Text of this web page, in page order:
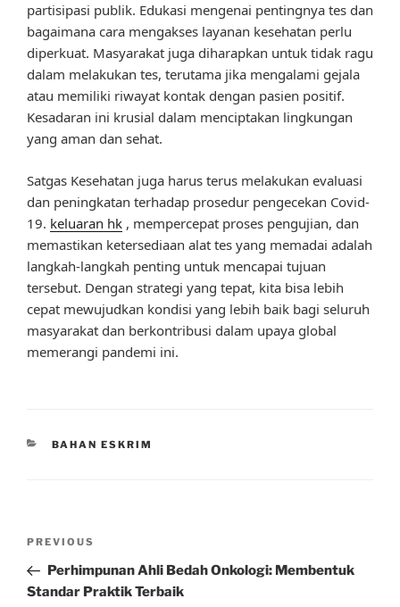
partisipasi publik. Edukasi mengenai pentingnya tes dan
bagaimana cara mengakses layanan kesehatan perlu
diperkuat. Masyarakat juga diharapkan untuk tidak ragu
dalam melakukan tes, terutama jika mengalami gejala
atau memiliki riwayat kontak dengan pasien positif.
Kesadaran ini krusial dalam menciptakan lingkungan
yang aman dan sehat.
Satgas Kesehatan juga harus terus melakukan evaluasi
dan peningkatan terhadap prosedur pengecekan Covid-
19. keluaran hk , mempercepat proses pengujian, dan
memastikan ketersediaan alat tes yang memadai adalah
langkah-langkah penting untuk mencapai tujuan
tersebut. Dengan strategi yang tepat, kita bisa lebih
cepat mewujudkan kondisi yang lebih baik bagi seluruh
masyarakat dan berkontribusi dalam upaya global
memerangi pandemi ini.
CATEGORIES
BAHAN ESKRIM
Previous
Post
PREVIOUS
Perhimpunan Ahli Bedah Onkologi: Membentuk
Standar Praktik Terbaik